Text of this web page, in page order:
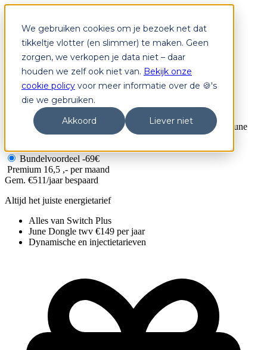
We gebruiken cookies om je bezoek net dat
tikkeltje vlotter (en slimmer) te maken. Geen
zorgen, we verkopen je data niet – daar
houden we zelf ook niet van. Bekijk onze
cookie policy voor meer informatie over de 🍪's
die we gebruiken.
Akkoord
Liever niet
Kies je plan
Betaling
20.000+ klanten in België
€326+ gem. besparing/jaar
Gratis
overstap geregeld
Jaarlijks opzegbaar
20.000+ klanten in België · je overstap wordt volledig door June
Bundelvoordeel -69€
Premium 16,5 ,- per maand
Gem. €511/jaar bespaard
Altijd het juiste energietarief
Alles van Switch Plus
June Dongle twv €149 per jaar
Dynamische en injectietarieven